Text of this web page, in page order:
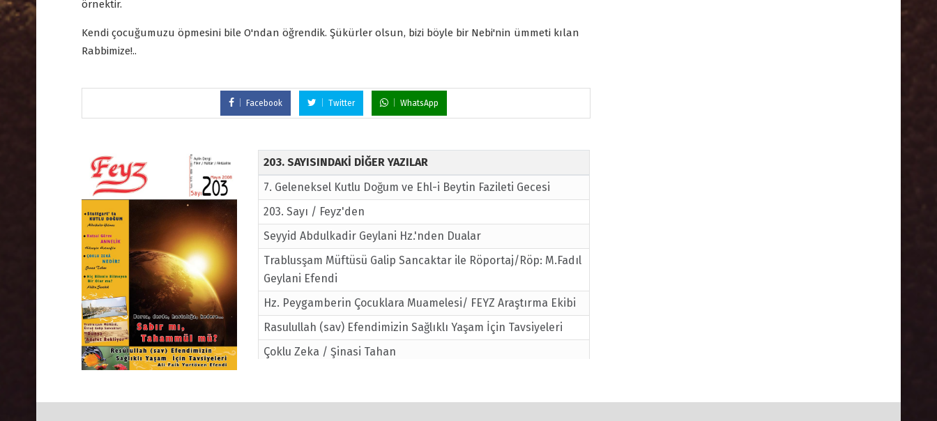
örnektir.
Kendi çocuğumuzu öpmesini bile O'ndan öğrendik. Şükürler olsun, bizi böyle bir Nebi'nin ümmeti kılan
Rabbimize!..
Facebook Twitter WhatsApp
203. SAYISINDAKİ DİĞER YAZILAR
7. Geleneksel Kutlu Doğum ve Ehl-i Beytin Fazileti Gecesi
203. Sayı / Feyz'den
Seyyid Abdulkadir Geylani Hz.'nden Dualar
Trablusşam Müftüsü Galip Sancaktar ile Röportaj/Röp: M.Fadıl
Geylani Efendi
Hz. Peygamberin Çocuklara Muamelesi/ FEYZ Araştırma Ekibi
Rasulullah (sav) Efendimizin Sağlıklı Yaşam İçin Tavsiyeleri
Çoklu Zeka / Şinasi Tahan
Bilenlerle Bilmeyenlerin Farkı